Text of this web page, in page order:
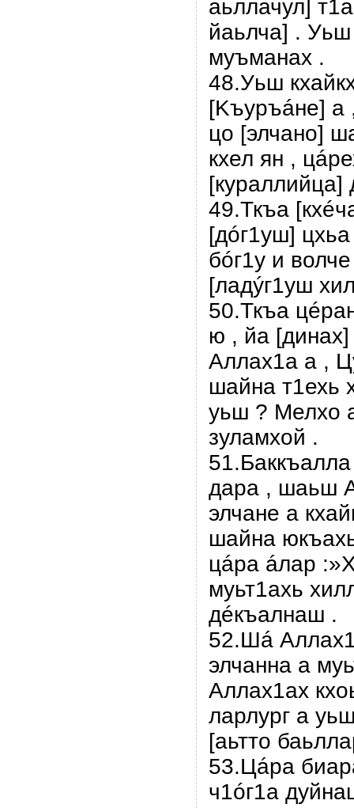
аьллачул]
йаьлча] .
муъманах .
48.Уьш
[Kъуръáне] а
цо [элчано]
кхел ян ,
[кураллийца]
49.Ткъа
[дóг1уш]
бóг1у и
[ладýг1уш
50.Ткъа
ю , йа
Аллах1а а ,
шайна т1ехь
уьш ? Мелхо
зуламхой .
дара , шаьш
элчане а
шайна
цáра áлар
муьт1ахь
дéкъалнаш .
52.Шá
элчанна а
Аллах1ах
ларлург а
[аьтто
53.Цáра
ч1óг1а